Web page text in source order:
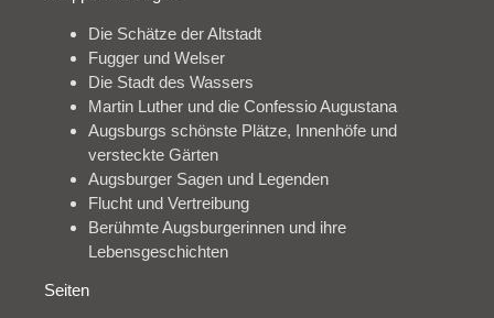
Die Schätze der Altstadt
Fugger und Welser
Die Stadt des Wassers
Martin Luther und die Confessio Augustana
Augsburgs schönste Plätze, Innenhöfe und
versteckte Gärten
Augsburger Sagen und Legenden
Flucht und Vertreibung
Berühmte Augsburgerinnen und ihre
Lebensgeschichten
Seiten